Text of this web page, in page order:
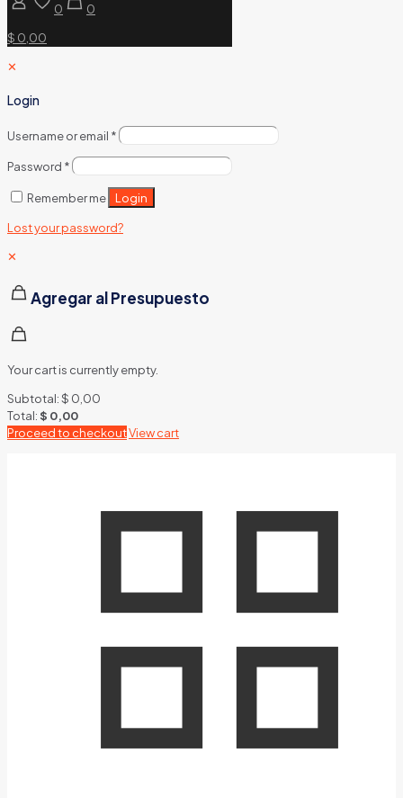
0
0
$ 0,00
✕
Login
Username or email *
Password *
Remember me Login
Lost your password?
✕
Agregar al Presupuesto
Your cart is currently empty.
Subtotal:$ 0,00
Total:$ 0,00
Proceed to checkoutView cart